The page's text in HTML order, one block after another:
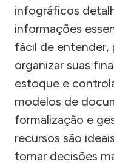
infográficos
informações
fácil de entender,
organizar suas
estoque e
modelos de
formalização e
recursos são
tomar decisões